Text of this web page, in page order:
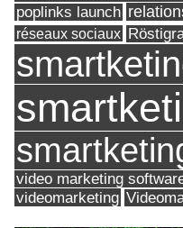
poplinks launch
réseaux sociaux
video marketing
videomarketing